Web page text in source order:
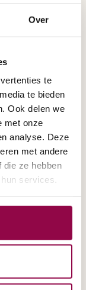
Over
te
te bieden
Ook delen we
met onze
analyse. Deze
met andere
die ze hebben
services.
voor